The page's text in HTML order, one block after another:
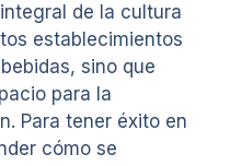
de la cultura
establecimientos
sino que
para la
Para tener éxito en
cómo se